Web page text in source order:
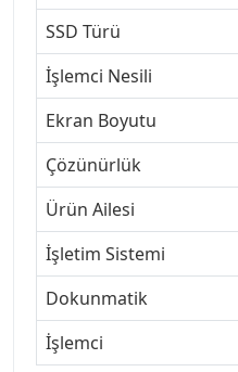
SSD Türü
İşlemci Nesili
Ekran Boyutu
Çözünürlük
Ürün Ailesi
İşletim Sistemi
Dokunmatik
İşlemci